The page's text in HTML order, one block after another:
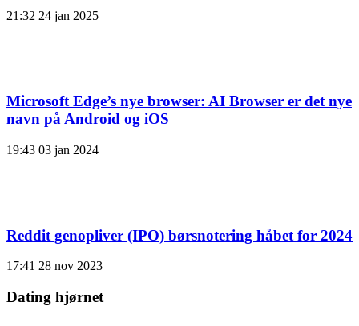
21:32 24 jan 2025
Microsoft Edge’s nye browser: AI Browser er det nye
navn på Android og iOS
19:43 03 jan 2024
Reddit genopliver (IPO) børsnotering håbet for 2024
17:41 28 nov 2023
Dating hjørnet